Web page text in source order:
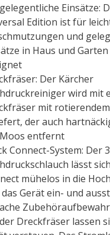
Einsätze:
Edition ist für
und
in Haus und
Der Kärcher
wird mit
mit
der auch
entfernt
Connect-System: Der
lässt
mühelos in die
Gerät ein- und
Dreckfräser lassen